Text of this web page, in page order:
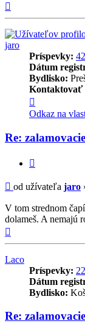
jaro
Príspevky:
Dátum
Bydlisko:
Kontaktovať
informácie
užívateľa
-
jaro
Odkaz na
Re:
Príspevok
od užívateľa jaro
V tom strednom
dolameš. A nemajú
Laco
Príspevky:
Dátum
Bydlisko:
Re: